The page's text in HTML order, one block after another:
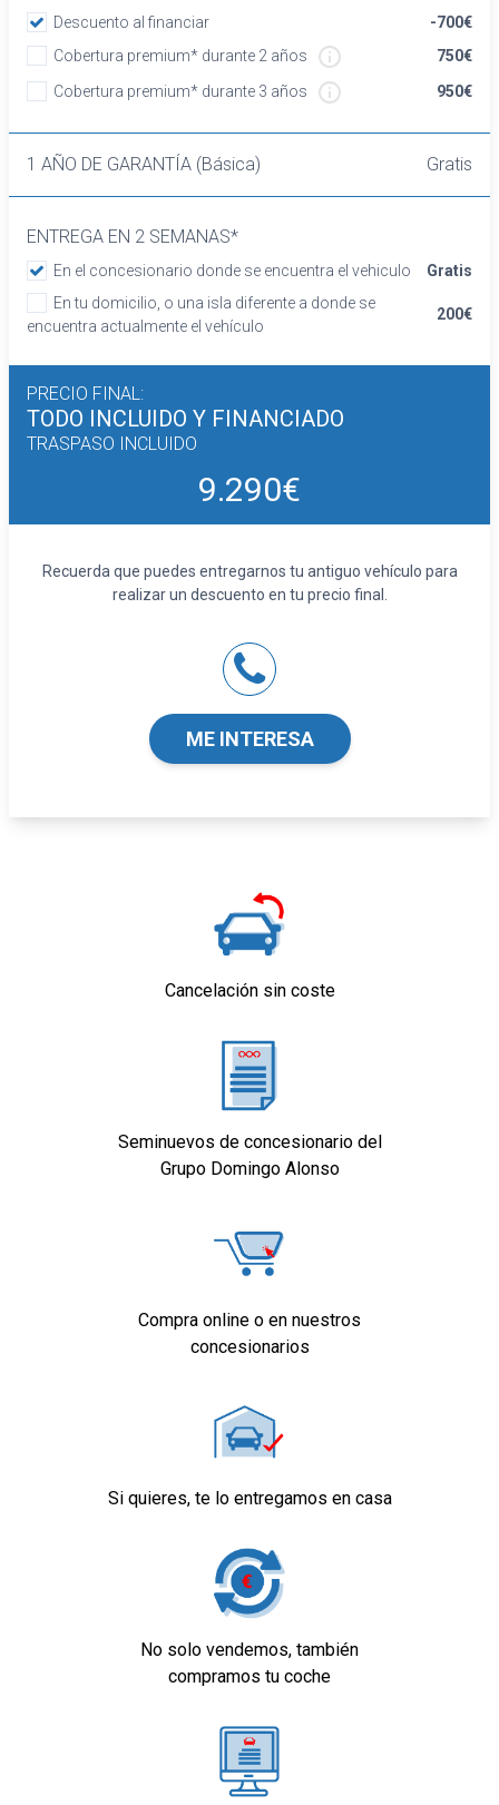
Descuento al financiar
-700€
Cobertura premium* durante 2 años
750€
Cobertura premium* durante 3 años
950€
1 AÑO DE GARANTÍA (Básica) Gratis
ENTREGA EN 2 SEMANAS*
En el concesionario donde se encuentra el vehiculo
Gratis
En tu domicilio, o una isla diferente a donde se
encuentra actualmente el vehículo
200€
PRECIO FINAL:
TODO INCLUIDO Y FINANCIADO
TRASPASO INCLUIDO
9.290€
Recuerda que puedes entregarnos tu antiguo vehículo para
realizar un descuento en tu precio final.
ME INTERESA
Cancelación sin coste
Seminuevos de concesionario del
Grupo Domingo Alonso
Compra online o en nuestros
concesionarios
Si quieres, te lo entregamos en casa
No solo vendemos, también
compramos tu coche